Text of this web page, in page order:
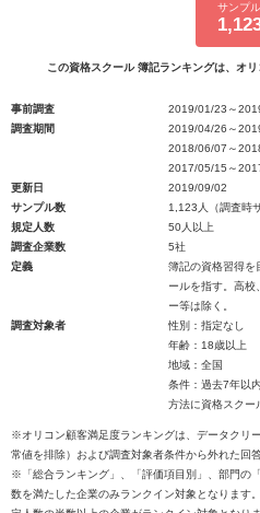
サンプ
この資格スクール 簿記ランキングは、オ
事前調査
2019/01/23～
調査期間
2019/04/26～
2018/06/07～
2017/05/15～
更新日
2019/09/02
サンプル数
1,123人（調査時
規定人数
50人以上
調査企業数
5社
定義
簿記の資格習得を
ールを指す。高校
ー等は除く。
調査対象者
性別：指定なし
年齢：18歳以上
地域：全国
条件：過去7年以
方法に資格スクー
※オリコン顧客満足度ランキングは、データクリ
常値を排除）および調査対象者条件から外れた回
※「総合ランキング」、「評価項目別」、部門の
数を満たした企業のみランクイン対象となります